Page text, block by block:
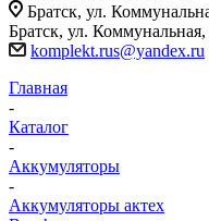
Братск, ул.
Братск, ул.
komplekt.rus@yandex.ru
Главная
-
Каталог
-
Аккумуляторы
-
Аккумуляторы актех